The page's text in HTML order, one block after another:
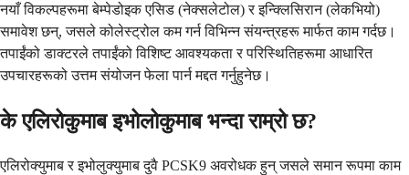
नयाँ विकल्पहरूमा बेम्पेडोइक एसिड (नेक्सलेटोल) र इन्क्लिसिरान (लेकभियो)
समावेश छन्, जसले कोलेस्ट्रोल कम गर्न विभिन्न संयन्त्रहरू मार्फत काम गर्दछ।
तपाईंको डाक्टरले तपाईंको विशिष्ट आवश्यकता र परिस्थितिहरूमा आधारित
उपचारहरूको उत्तम संयोजन फेला पार्न मद्दत गर्नुहुनेछ।
के एलिरोकुमाब इभोलोकुमाब भन्दा राम्रो छ?
एलिरोक्युमाब र इभोलुक्युमाब दुवै PCSK9 अवरोधक हुन् जसले समान रूपमा काम